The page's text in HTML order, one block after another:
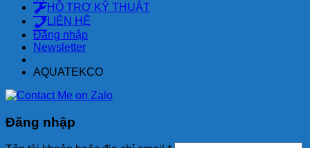
HỖ TRỢ KỸ THUẬT
LIÊN HỆ
Đăng nhập
Newsletter
AQUATEKCO
Đăng nhập